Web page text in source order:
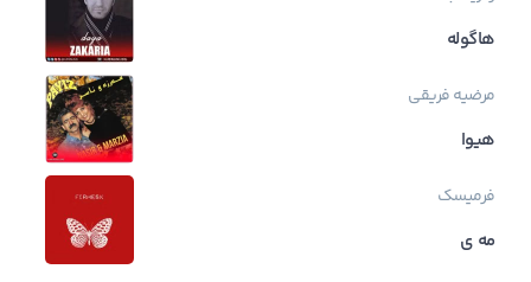
هاگوله
مرضیه فریقی
هیوا
فرمیسک
مه ی